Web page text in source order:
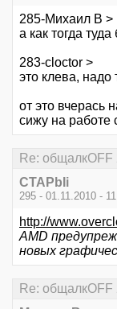
285-Михаил В >
а как тогда
283-cloctor >
это клева, надо
от это вчерась
сижу на работе
Re: общалкOFF
CTAPbIi
295 - 01.11.2010 -
http://
AMD
новых
Re: общалкOFF